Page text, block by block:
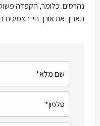
נהרסים. כלומר, הקפדה
תאריך את אורך חיי